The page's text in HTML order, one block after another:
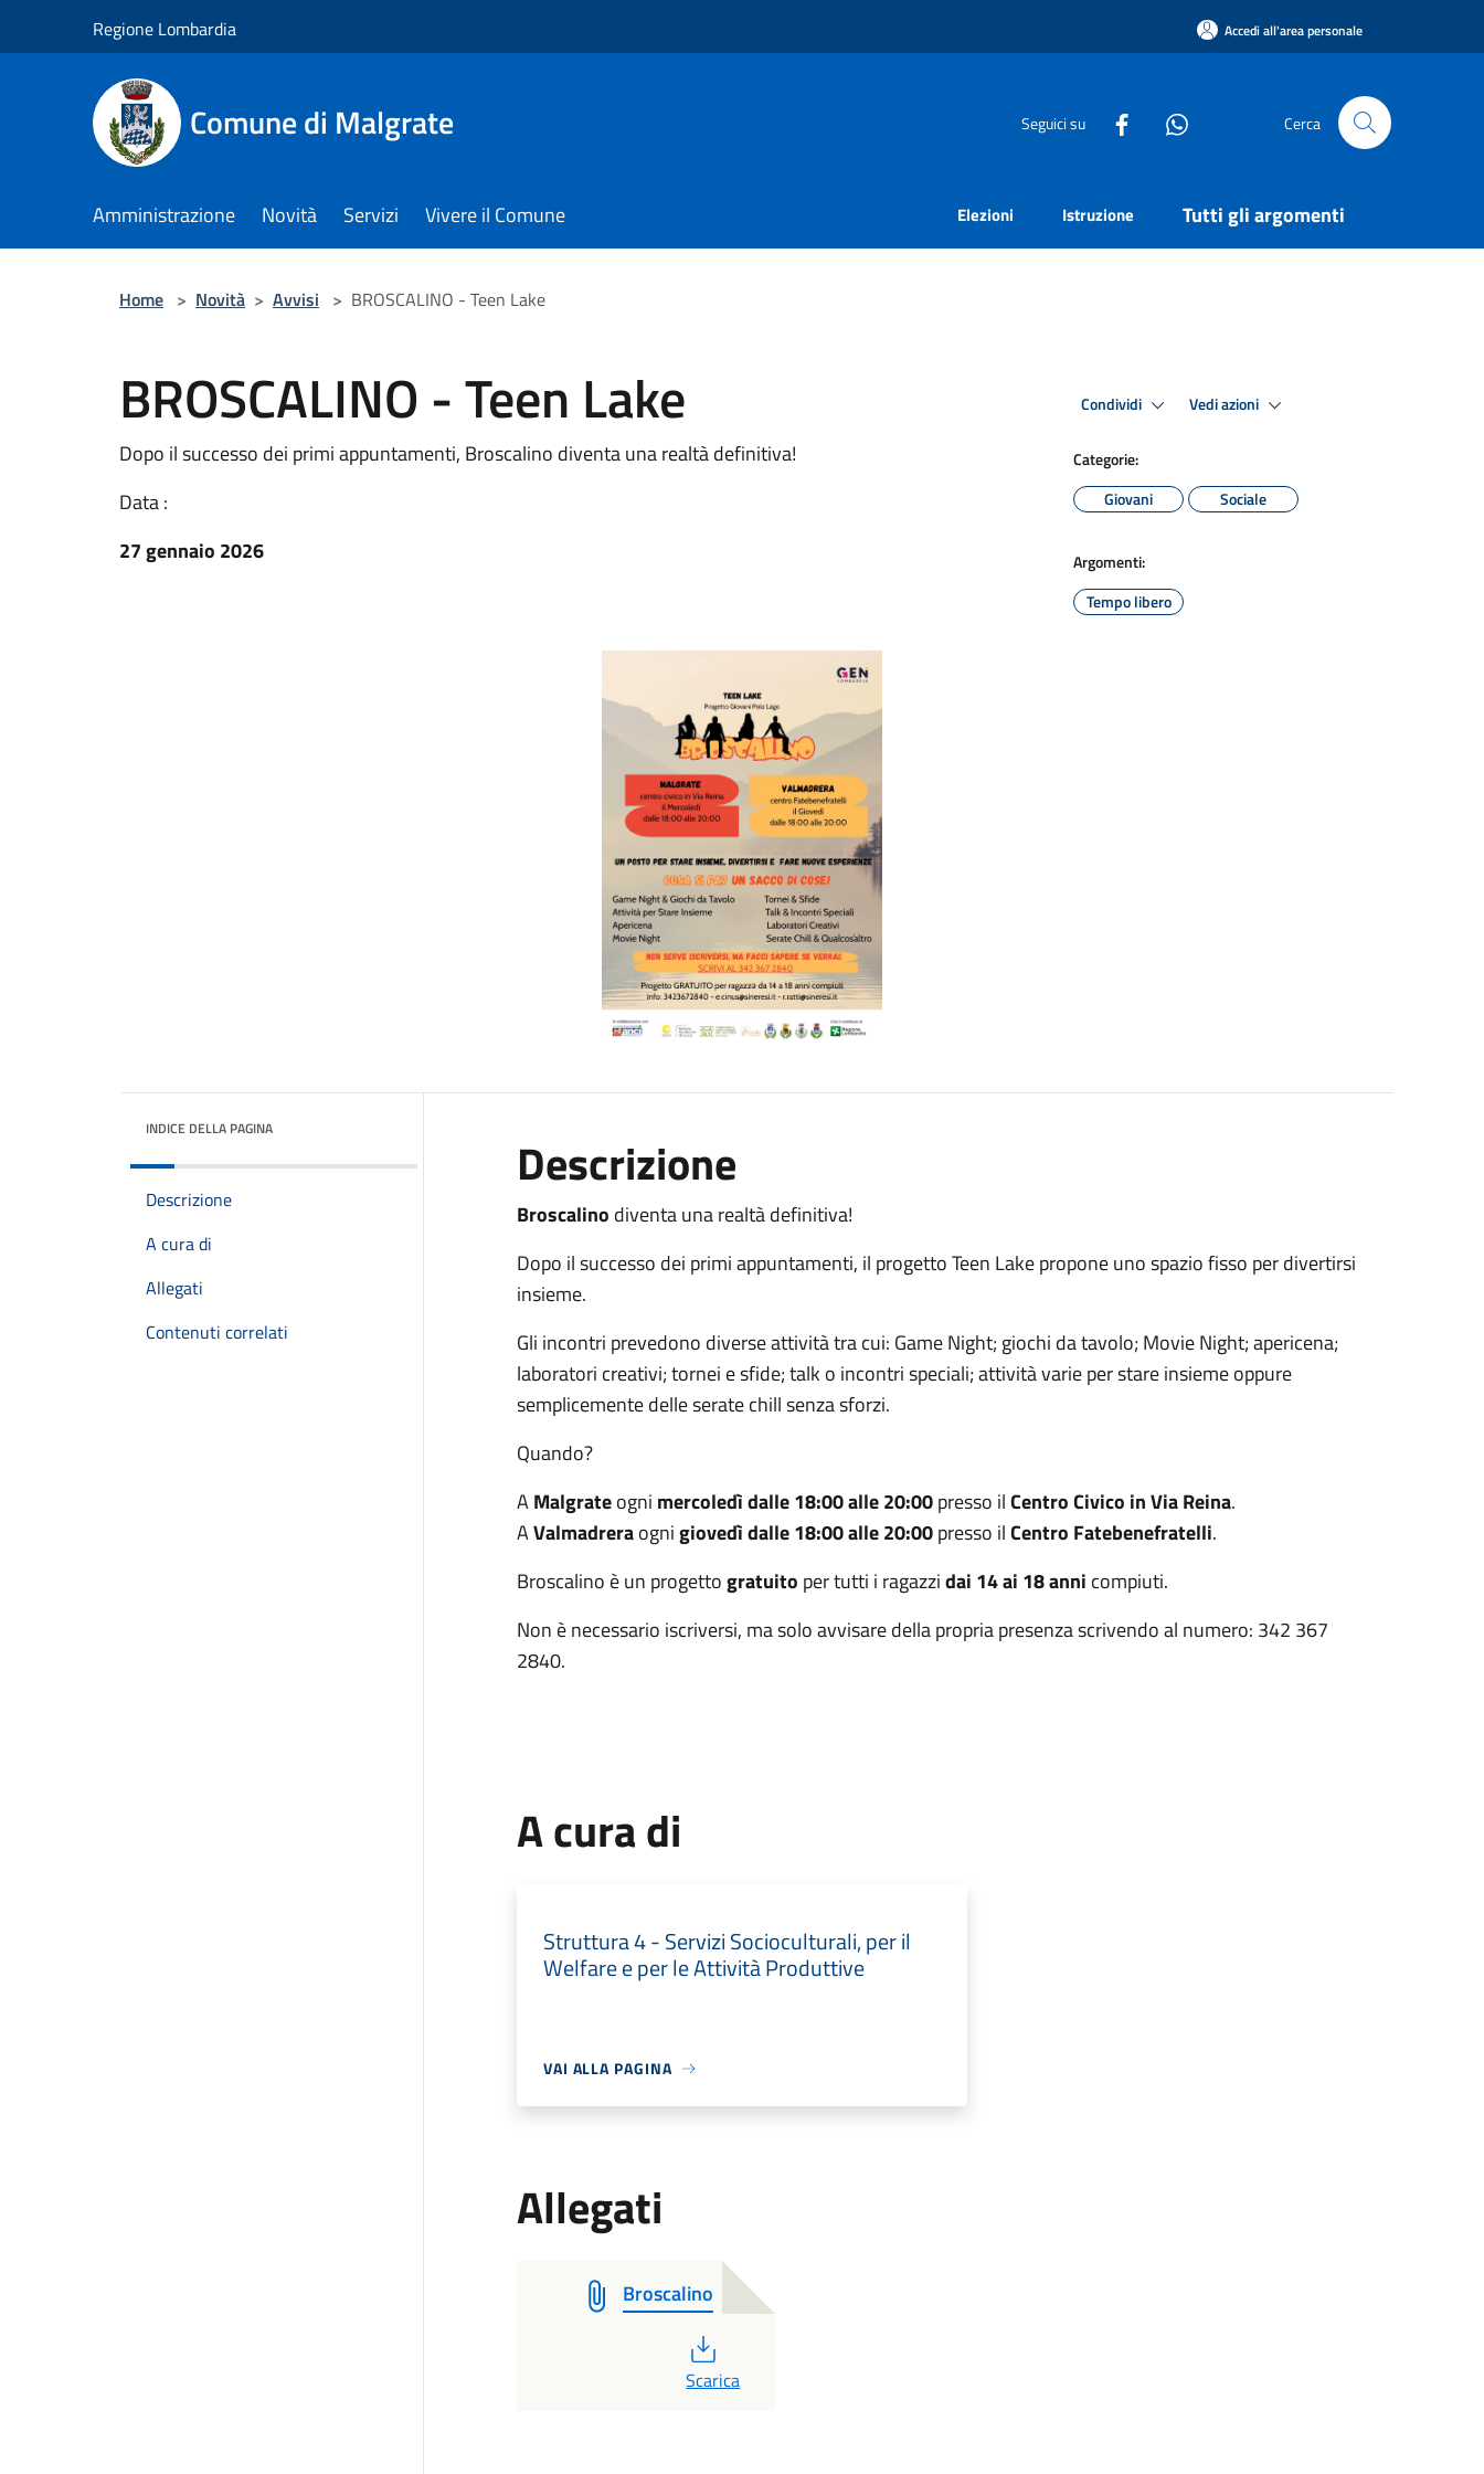
Regione Lombardia Accedi all'area personale
Comune di Malgrate Seguici su Cerca
Amministrazione Novità Servizi Vivere il Comune Elezioni Istruzione Tutti gli argomenti
Home > Novità > Avvisi > BROSCALINO - Teen Lake
BROSCALINO - Teen Lake
Dopo il successo dei primi appuntamenti, Broscalino diventa una realtà definitiva!
Data :
27 gennaio 2026
Condividi Vedi azioni
Categorie:
Giovani
Sociale
Argomenti:
Tempo libero
INDICE DELLA PAGINA
Descrizione
A cura di
Allegati
Contenuti correlati
Descrizione
Broscalino diventa una realtà definitiva!
Dopo il successo dei primi appuntamenti, il progetto Teen Lake propone uno spazio fisso per divertirsi
insieme.
Gli incontri prevedono diverse attività tra cui: Game Night; giochi da tavolo; Movie Night; apericena;
laboratori creativi; tornei e sfide; talk o incontri speciali; attività varie per stare insieme oppure
semplicemente delle serate chill senza sforzi.
Quando?
AMalgrateogni mercoledì dalle 18:00 alle 20:00presso ilCentro Civico in Via Reina.
AValmadreraognigiovedì dalle 18:00 alle 20:00presso ilCentro Fatebenefratelli.
Broscalino è un progettogratuito per tutti i ragazzidai 14 ai 18 anni compiuti.
Non è necessario iscriversi, ma solo avvisare della propria presenza scrivendo al numero: 342 367
2840.
A cura di
Struttura 4 - Servizi Socioculturali, per il
Welfare e per le Attività Produttive
VAI ALLA PAGINA
Allegati
Broscalino
PDF
Scarica